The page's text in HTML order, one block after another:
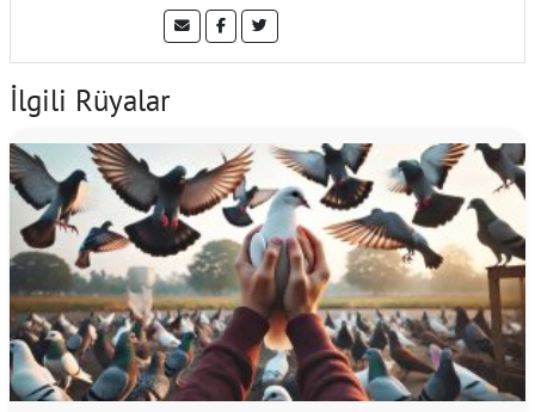
İlgili Rüyalar